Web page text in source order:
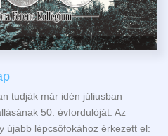
tudják már idén júliusban
50. évfordulóját. Az
újabb lépcsőfokához érkezett el: